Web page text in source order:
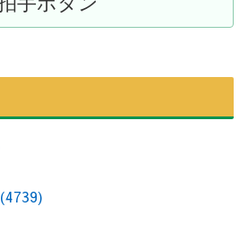
(4739)